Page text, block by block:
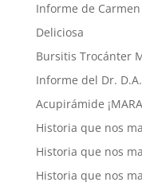
Informe de
Deliciosa
Bursitis Trocánter
Informe del Dr.
Acupirámide
Historia que nos
Historia que nos
Historia que nos